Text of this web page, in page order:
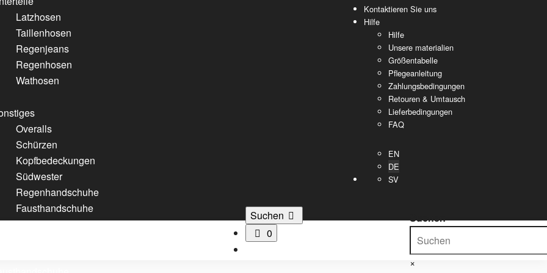
Kontaktieren Sie uns
Hilfe
Hilfe
Unsere materialien
Größentabelle
Pflegeanleitung
Zahlungsbedingungen
Retouren & Umtausch
Lieferbedingungen
FAQ
EN
DE
SV
Latzhosen
Taillenhosen
Regenjeans
Regenhosen
Wathosen
Overalls
Schürzen
Kopfbedeckungen
Südwester
Regenhandschuhe
Fausthandschuhe
Suchen
0
Suchen
×